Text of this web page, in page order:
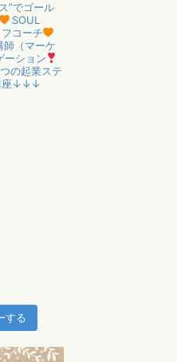
”でゴール
SOUL
コーチ
師（マーケ
ーション
の起業ステ
座↓↓↓
する